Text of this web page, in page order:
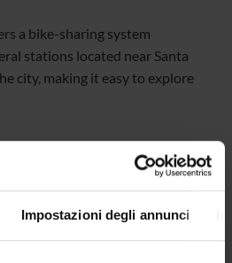
Impostazioni degli annunci
a bike-sharing system
stations located near Santa
city, making it easy to explore